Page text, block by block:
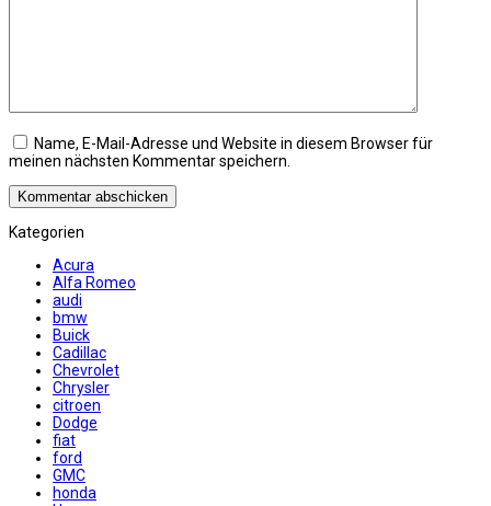
Name, E-Mail-Adresse und Website in diesem Browser für
meinen nächsten Kommentar speichern.
Kategorien
Acura
Alfa Romeo
audi
bmw
Buick
Cadillac
Chevrolet
Chrysler
citroen
Dodge
fiat
ford
GMC
honda